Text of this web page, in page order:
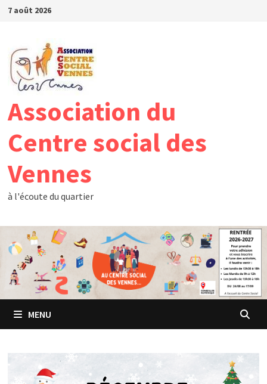
Passer
7 août 2026
Association du
Centre social des
Vennes
à l'écoute du quartier
MENU